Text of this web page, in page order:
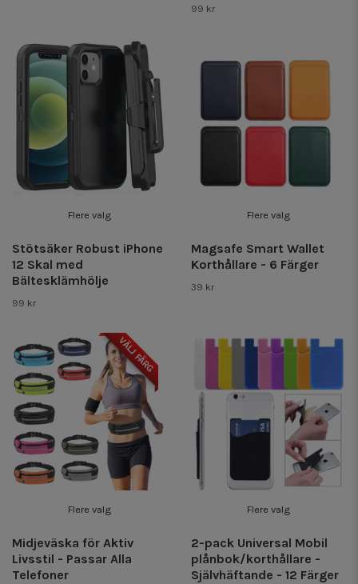
99 kr
Flere valg
Stötsäker Robust iPhone
12 Skal med
Bältesklämhölje
99 kr
Flere valg
Magsafe Smart Wallet
Korthållare - 6 Färger
39 kr
VÄLJ FÄRG
Flere valg
Midjeväska för Aktiv
Livsstil - Passar Alla
Telefoner
Flere valg
2-pack Universal Mobil
plånbok/korthållare -
Självhäftande - 12 Färger